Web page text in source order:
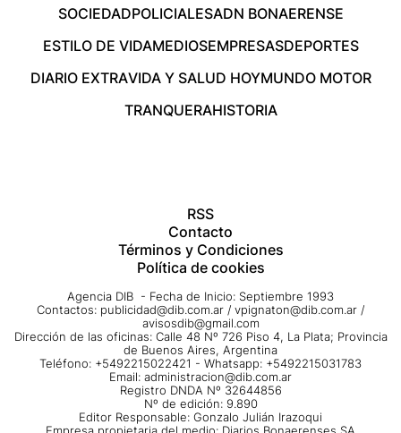
SOCIEDADPOLICIALESADN BONAERENSE
ESTILO DE VIDAMEDIOSEMPRESASDEPORTES
DIARIO EXTRAVIDA Y SALUD HOYMUNDO MOTOR
TRANQUERAHISTORIA
RSS
Contacto
Términos y Condiciones
Política de cookies
Agencia DIB - Fecha de Inicio: Septiembre 1993
Contactos: publicidad@dib.com.ar / vpignaton@dib.com.ar /
avisosdib@gmail.com
Dirección de las oficinas: Calle 48 Nº 726 Piso 4, La Plata; Provincia
de Buenos Aires, Argentina
Teléfono: +5492215022421 - Whatsapp: +5492215031783
Email: administracion@dib.com.ar
Registro DNDA Nº 32644856
Nº de edición: 9.890
Editor Responsable: Gonzalo Julián Irazoqui